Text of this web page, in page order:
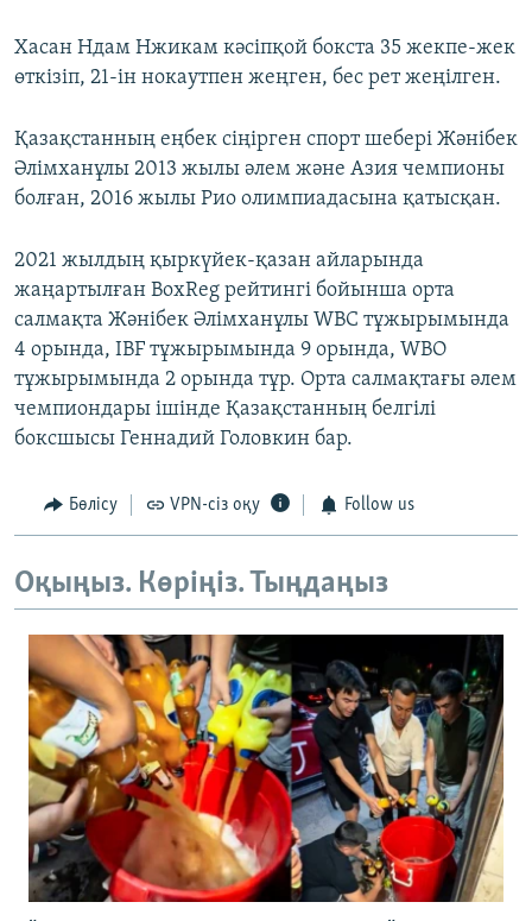
Хасан Ндам Нжикам кәсіпқой бокста 35 жекпе-жек
өткізіп, 21-ін нокаутпен жеңген, бес рет жеңілген.
Қазақстанның еңбек сіңірген спорт шебері Жәнібек
Әлімханұлы 2013 жылы әлем және Азия чемпионы
болған, 2016 жылы Рио олимпиадасына қатысқан.
2021 жылдың қыркүйек-қазан айларында
жаңартылған BoxReg рейтингі бойынша орта
салмақта Жәнібек Әлімханұлы WBC тұжырымында
4 орында, IBF тұжырымында 9 орында, WBO
тұжырымында 2 орында тұр. Орта салмақтағы әлем
чемпиондары ішінде Қазақстанның белгілі
боксшысы Геннадий Головкин бар.
Бөлісу VPN-сіз оқу Follow us
Оқыңыз. Көріңіз. Тыңдаңыз